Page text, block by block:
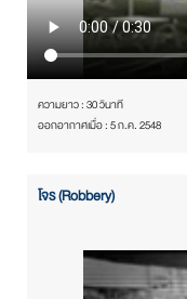
ความยาว : 30 วินาที
ออกอากาศเมื่อ : 5 ก.ค. 2548
โจร (Robbery)